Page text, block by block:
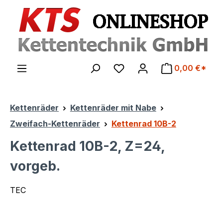
Zum Hauptinhalt springen
0,00 €*
Kettenräder
Kettenräder mit Nabe
Zweifach-Kettenräder
Kettenrad 10B-2
Kettenrad 10B-2, Z=24,
vorgeb.
TEC